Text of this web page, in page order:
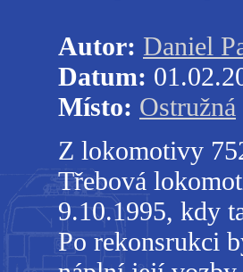
Autor: Daniel
Datum:
Místo: Ostružná
Z lokomotivy
Třebová
9.10.1995, kdy
Po rekonsrukci